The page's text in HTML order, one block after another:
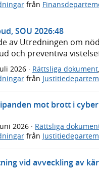
från
SOU 2026:48
av Utredningen om
och preventiva
2026 · Rättsliga dokument
från
mot brott i
2026 · Rättsliga
från
vid avveckling av